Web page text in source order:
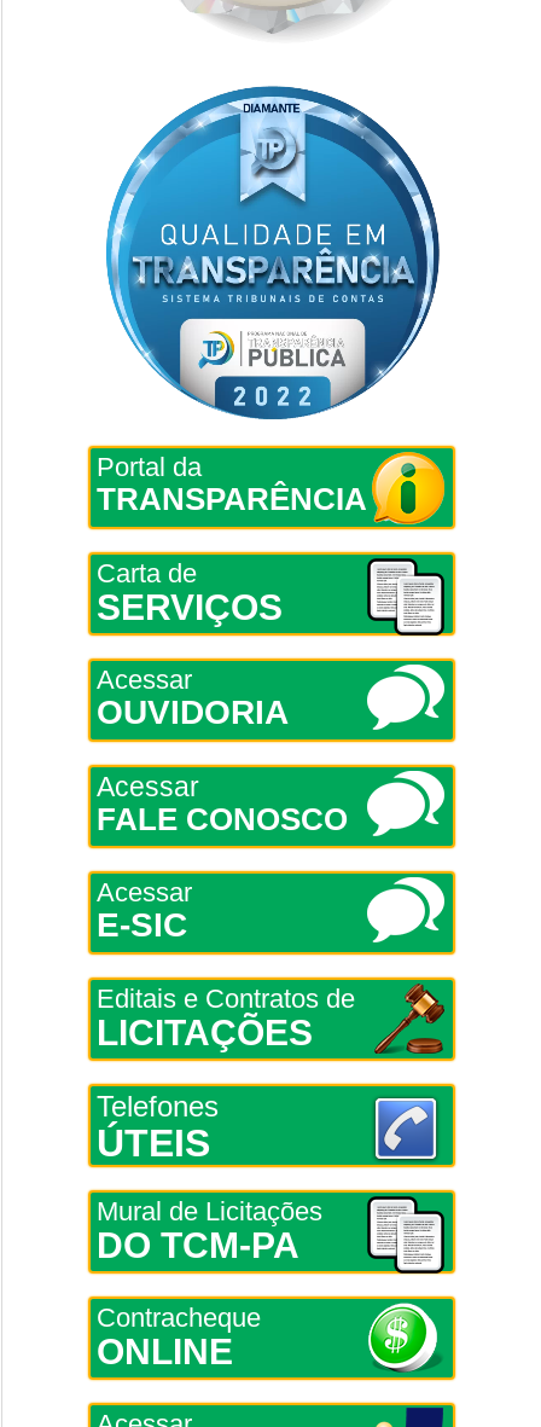
Portal da
TRANSPARÊNCIA
Carta de
SERVIÇOS
Acessar
OUVIDORIA
Acessar
FALE CONOSCO
Acessar
E-SIC
Editais e Contratos de
LICITAÇÕES
Telefones
ÚTEIS
Mural de Licitações
DO TCM-PA
Contracheque
ONLINE